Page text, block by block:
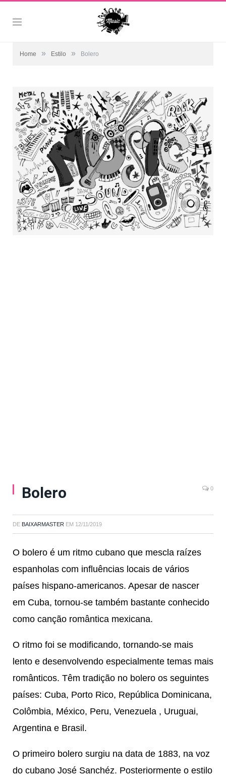
Home » Estilo » Bolero
Bolero 0
DE BAIXARMASTER EM 12/11/2019
O bolero é um ritmo cubano que mescla raízes
espanholas com influências locais de vários
países hispano-americanos. Apesar de nascer
em Cuba, tornou-se também bastante conhecido
como canção romântica mexicana.
O ritmo foi se modificando, tornando-se mais
lento e desenvolvendo especialmente temas mais
românticos. Têm tradição no bolero os seguintes
países: Cuba, Porto Rico, República Dominicana,
Colômbia, México, Peru, Venezuela , Uruguai,
Argentina e Brasil.
O primeiro bolero surgiu na data de 1883, na voz
do cubano José Sanchéz. Posteriormente o estilo